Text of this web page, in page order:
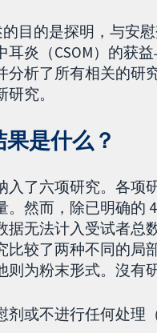
目的是探明，与安
耳炎（CSOM）的获
分析了所有相关的研
究。
是什么？
入了六项研究。各项
。然而，除已明确的
据无法计入受试者
比较了两种不同的局
为粉末形式。沒有
剂或不进行任何处理